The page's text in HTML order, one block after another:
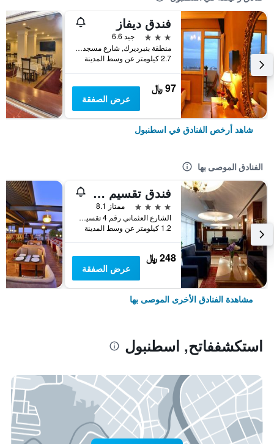
فندق ديفاز
3 نجوم
جيد 6.6
منطقة بنبرديرك, شارع مسجد كاتب سنان رقم 31, اسطنبول, تركيا
2.7 كيلومتر عن وسط المدينة
97 ﷼
عرض الصفقة
شاهد أرخص الفنادق في اسطنبول
الفنادق الموصى بها
فندق تقسيم متروبارك
4 نجوم
ممتاز 8.1
الشارع العثماني رقم 4 تقسيم, اسطنبول, تركيا
1.2 كيلومتر عن وسط المدينة
248 ﷼
عرض الصفقة
مشاهدة الفنادق الأخرى الموصى بها
استكشففاتح, اسطنبول